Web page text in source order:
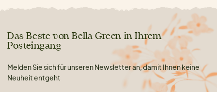
Das Beste von Bella Green in Ihrem
Posteingang
Melden Sie sich für unseren Newsletter an, damit Ihnen keine
Neuheit entgeht